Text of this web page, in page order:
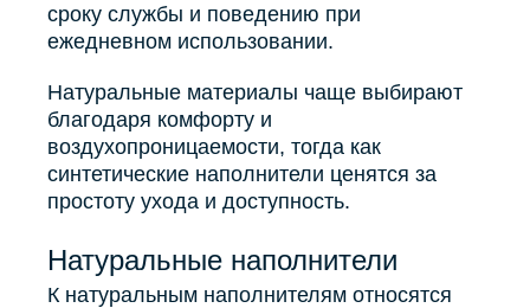
сроку службы и поведению при
ежедневном использовании.
Натуральные материалы чаще выбирают
благодаря комфорту и
воздухопроницаемости, тогда как
синтетические наполнители ценятся за
простоту ухода и доступность.
Натуральные наполнители
К натуральным наполнителям относятся